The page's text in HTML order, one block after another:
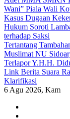
Wani” Piala Wali
Kasus Dugaan
Hukum Soroti
terhadap Saksi
Tertantang
Muslimat NU
Terlapor Y.H.H.
Link Berita Suara
Klarifikasi
6 Agu 2026, Kam